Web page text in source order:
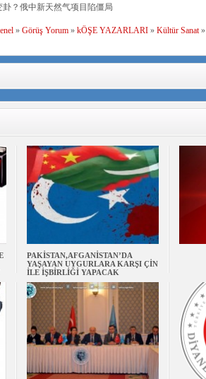
？俄中新天然气项目陷僵局
» Görüş Yorum» kÖŞE YAZARLARI» Kültür Sanat»
PAKİSTAN,AFGANİSTAN’DA
YAŞAYAN UYGURLARA KARŞI ÇİN
İLE İŞBİRLİĞİ YAPACAK